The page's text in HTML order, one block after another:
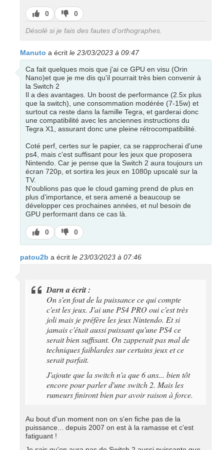
J’aime
0
J’aime
pas
0
Désolé si je fais des fautes d'orthographes.
Manuto a écrit le 23/03/2023 à 09:47
Ca fait quelques mois que j'ai ce GPU en visu (Orin
Nano)et que je me dis qu'il pourrait très bien convenir à
la Switch 2
Il a des avantages. Un boost de performance (2.5x plus
que la switch), une consommation modérée (7-15w) et
surtout ca reste dans la famille Tegra, et garderai donc
une compatibilité avec les anciennes instructions du
Tegra X1, assurant donc une pleine rétrocompatibilité.
Coté perf, certes sur le papier, ca se rapprocherai d'une
ps4, mais c'est suffisant pour les jeux que proposera
Nintendo. Car je pense que la Switch 2 aura toujours un
écran 720p, et sortira les jeux en 1080p upscalé sur la
TV.
N'oublions pas que le cloud gaming prend de plus en
plus d'importance, et sera amené a beaucoup se
développer ces prochaines années, et nul besoin de
GPU performant dans ce cas là.
J’aime
0
J’aime
pas
0
patou2b a écrit le 23/03/2023 à 07:46
Darn a écrit :
On s'en fout de la puissance ce qui compte
c'est les jeux. J'ai une PS4 PRO oui c'est très
joli mais je préfère les jeux Nintendo. Et si
jamais c'était aussi puissant qu'une PS4 ce
serait bien suffisant. On zapperait pas mal de
techniques faiblardes sur certains jeux et ce
serait parfait.
J'ajoute que la switch n'a que 6 ans... bien tôt
encore pour parler d'une switch 2. Mais les
rumeurs finiront bien par avoir raison à force.
Au bout d'un moment non on s'en fiche pas de la
puissance... depuis 2007 on est à la ramasse et c'est
fatiguant !